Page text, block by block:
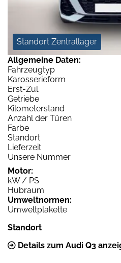
Standort Zentrallager
Allgemeine Daten:
Fahrzeugtyp
Karosserieform
Erst-Zul.
Getriebe
Kilometerstand
Anzahl der Türen
Farbe
Standort
Lieferzeit
Unsere Nummer
Motor:
kW / PS
Hubraum
Umweltnormen:
Umweltplakette
Standort
Details zum Audi Q3